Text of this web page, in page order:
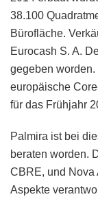
38.100
Bürofläche.
Eurocash S. A.
gegeben
europäische
für das Frühjahr
Palmira ist bei
beraten worden.
CBRE, und Nova
Aspekte